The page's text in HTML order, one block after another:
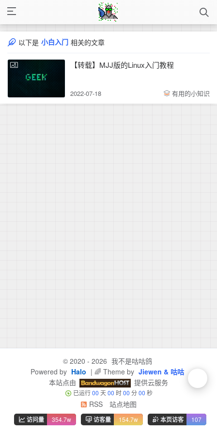
以下是 小白入门 相关的文章
【转载】MJJ版的Linux入门教程
2022-07-18 有用的小知识
© 2020 - 2026 我不是咕咕鸽
Powered by Halo | 🌈 Theme by Jiewen & 咕咕
本站点由
提供云服务
已运行00 天00 时00 分00 秒
RSS 站点地图
访问量 354.7w 访客量 154.7w 本页访客 107